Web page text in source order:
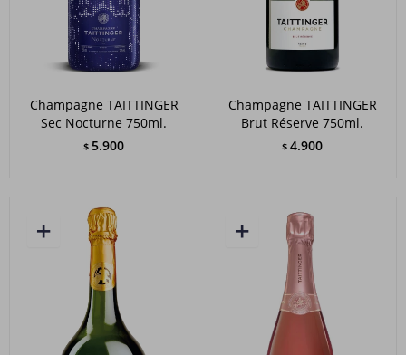
Champagne TAITTINGER
Sec Nocturne 750ml.
$ 5.900
Champagne TAITTINGER
Brut Réserve 750ml.
$ 4.900